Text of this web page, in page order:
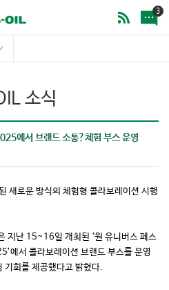
3
소식
에서 브랜드 소통?체험 부스 운영
새로운 방식의 체험형 콜라보레이션 시행
지난 15~16일 개최된 ‘원 유니버스 페스
서 콜라보레이션 브랜드 부스를 운영
기회를 제공했다고 밝혔다.